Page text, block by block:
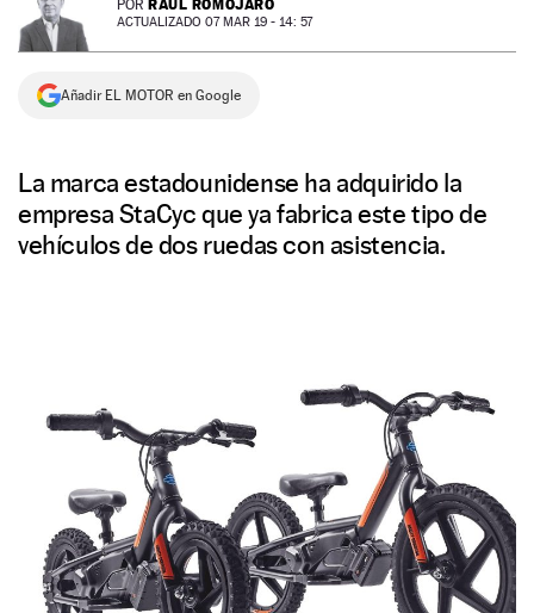
NEWSLETTER
SÍGUENOS
POR RAÚL ROMOJARO
ACTUALIZADO 07 MAR 19 - 14: 57
Añadir EL MOTOR en Google
La marca estadounidense ha adquirido la
empresa StaCyc que ya fabrica este tipo de
vehículos de dos ruedas con asistencia.